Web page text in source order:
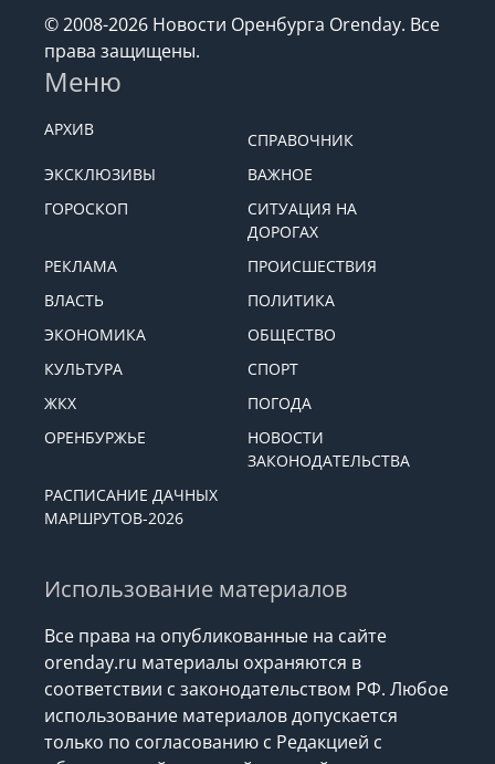
© 2008-2026 Новости Оренбурга Orenday. Все
права защищены.
Меню
АРХИВ
СПРАВОЧНИК
ЭКСКЛЮЗИВЫ
ВАЖНОЕ
ГОРОСКОП
СИТУАЦИЯ НА
ДОРОГАХ
РЕКЛАМА
ПРОИСШЕСТВИЯ
ВЛАСТЬ
ПОЛИТИКА
ЭКОНОМИКА
ОБЩЕСТВО
КУЛЬТУРА
СПОРТ
ЖКХ
ПОГОДА
ОРЕНБУРЖЬЕ
НОВОСТИ
ЗАКОНОДАТЕЛЬСТВА
РАСПИСАНИЕ ДАЧНЫХ
МАРШРУТОВ-2026
Использование материалов
Все права на опубликованные на сайте
orenday.ru материалы охраняются в
соответствии с законодательством РФ. Любое
использование материалов допускается
только по согласованию с Редакцией с